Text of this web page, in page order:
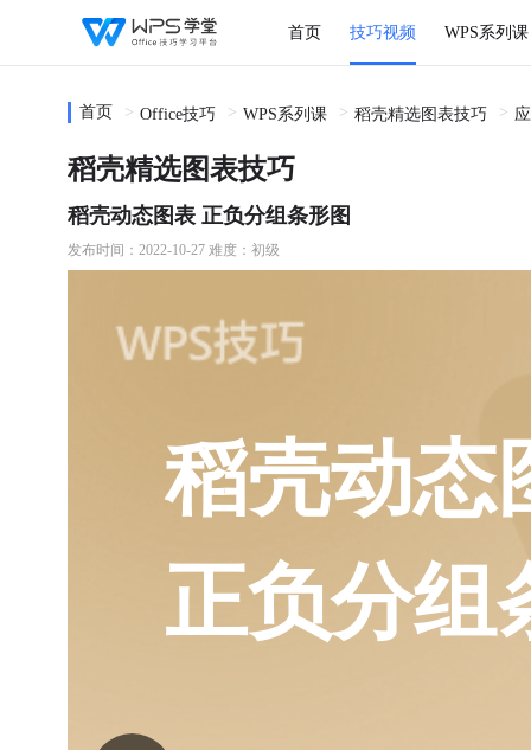
首页 技巧视频 WPS系列课
首页 Office技巧 WPS系列课 稻壳精选图表技巧
稻壳精选图表技巧
稻壳动态图表 正负分组条形图
发布时间：2022-10-27 难度：初级
稻壳动态
正负分组